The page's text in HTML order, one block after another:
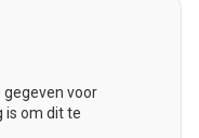
voor
is om dit te